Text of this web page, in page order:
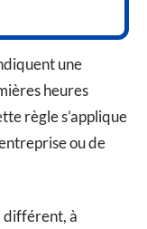
une
heures
règle s’applique
ou de
différent, à